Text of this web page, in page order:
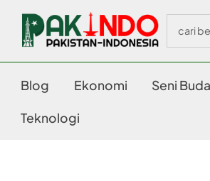
Blog Ekonomi Seni
Teknologi